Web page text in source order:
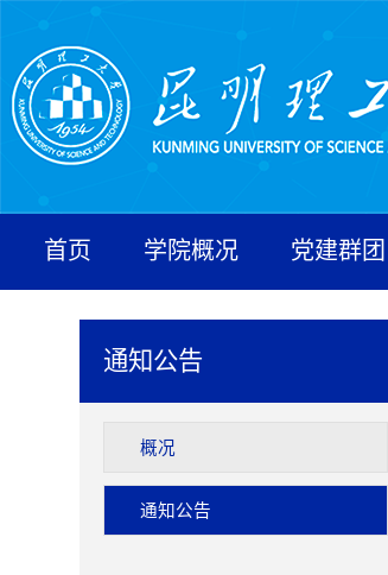
首页 学院概况 党建群团
通知公告
概况
通知公告